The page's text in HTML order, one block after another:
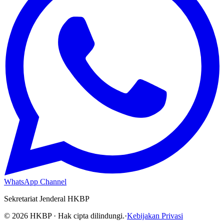
WhatsApp Channel
Sekretariat Jenderal HKBP
© 2026 HKBP · Hak cipta dilindungi.·Kebijakan Privasi